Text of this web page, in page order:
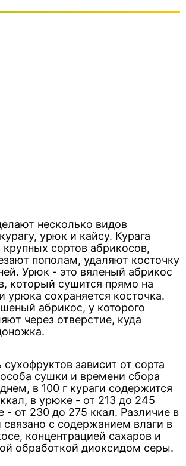
несколько видов
урюк и кайсу. Курага
крупных сортов абрикосов,
пополам, удаляют косточку
Урюк - это вяленый абрикос
который сушится прямо на
урюка сохраняется косточка.
абрикос, у которого
через отверстие, куда
зависит от сорта
сушки и времени сбора
в 100 г кураги содержится
в урюке - от 213 до 245
- от 230 до 275 ккал. Различие в
связано с содержанием влаги в
концентрацией сахаров и
обработкой диоксидом серы.